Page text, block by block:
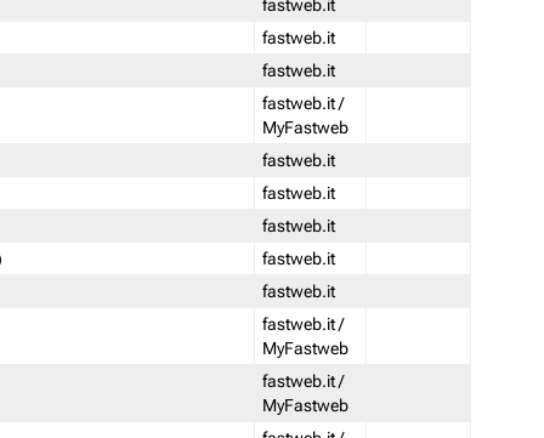
fastweb.it
fastweb.it
fastweb.it
fastweb.it /
MyFastweb
fastweb.it
fastweb.it
fastweb.it
fastweb.it
fastweb.it
fastweb.it /
MyFastweb
fastweb.it /
MyFastweb